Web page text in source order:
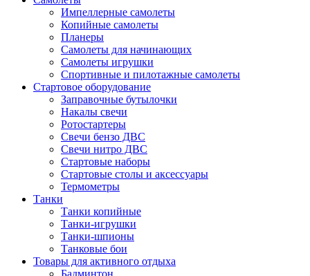
Импеллерные самолеты
Копийные самолеты
Планеры
Самолеты для начинающих
Самолеты игрушки
Спортивные и пилотажные самолеты
Стартовое оборудование
Заправочные бутылочки
Накалы свечи
Ротостартеры
Свечи бензо ДВС
Свечи нитро ДВС
Стартовые наборы
Стартовые столы и аксессуары
Термометры
Танки
Танки копийные
Танки-игрушки
Танки-шпионы
Танковые бои
Товары для активного отдыха
Бадминтон